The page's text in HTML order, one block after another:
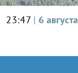
23:47 | 6 августа